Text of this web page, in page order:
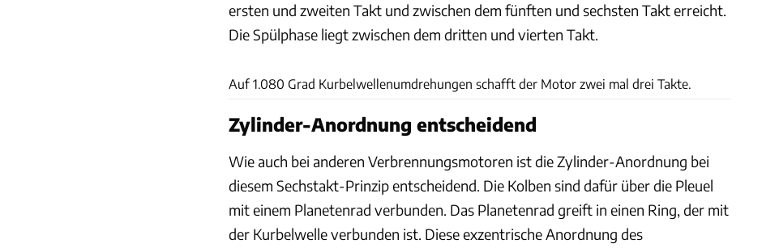
ersten und zweiten Takt und zwischen dem fünften und sechsten Takt erreicht.
Die Spülphase liegt zwischen dem dritten und vierten Takt.
Auf 1.080 Grad Kurbelwellenumdrehungen schafft der Motor zwei mal drei Takte.
Zylinder-Anordnung entscheidend
Wie auch bei anderen Verbrennungsmotoren ist die Zylinder-Anordnung bei
diesem Sechstakt-Prinzip entscheidend. Die Kolben sind dafür über die Pleuel
mit einem Planetenrad verbunden. Das Planetenrad greift in einen Ring, der mit
der Kurbelwelle verbunden ist. Diese exzentrische Anordnung des